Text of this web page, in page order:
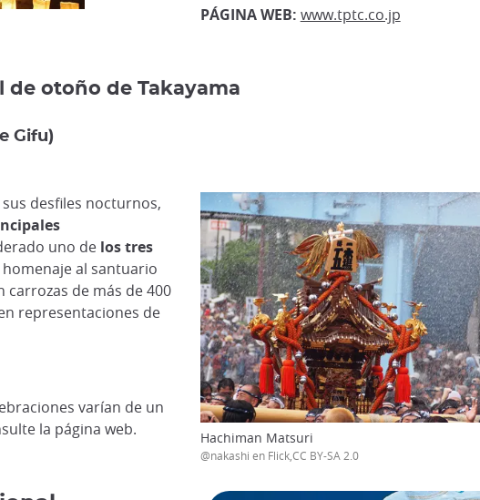
PÁGINA WEB: www.tptc.co.jp
de otoño de Takayama
Gifu)
desfiles nocturnos,
uno de los tres
al santuario
carrozas de más de 400
representaciones de
varían de un
la página web.
Hachiman Matsuri
@nakashi en Flick,CC BY-SA 2.0